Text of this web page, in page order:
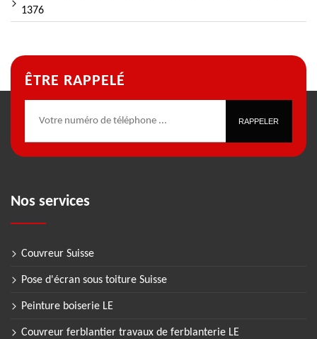
1376
ÊTRE RAPPELÉ
Nos services
Couvreur Suisse
Pose d'écran sous toiture Suisse
Peinture boiserie LE
Couvreur ferblantier travaux de ferblanterie LE